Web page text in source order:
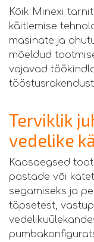
Kõik Minexi
käitlemise
masinate ja
mõeldud
vajavad
Terviklik
vedelike
Kaasaegsed
pastade või
segamiseks ja
täpsetest,